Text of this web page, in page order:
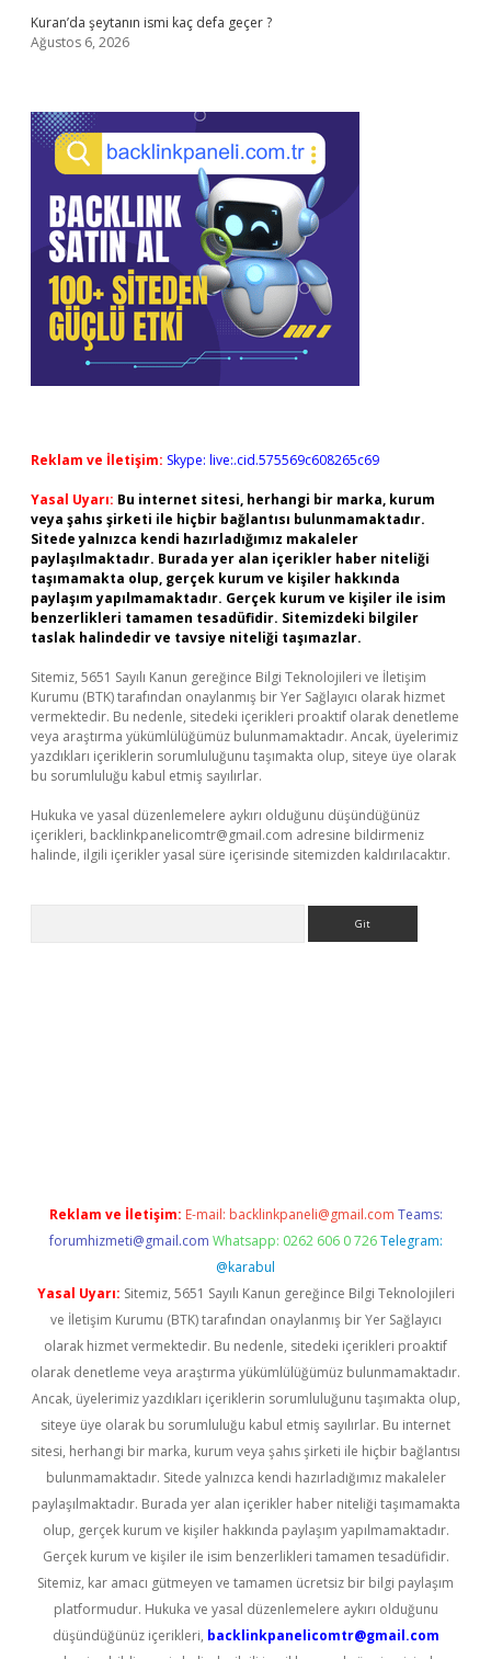
Kuran’da şeytanın ismi kaç defa geçer ?
Ağustos 6, 2026
Reklam ve İletişim: Skype: live:.cid.575569c608265c69
Yasal Uyarı: Bu internet sitesi, herhangi bir marka, kurum
veya şahıs şirketi ile hiçbir bağlantısı bulunmamaktadır.
Sitede yalnızca kendi hazırladığımız makaleler
paylaşılmaktadır. Burada yer alan içerikler haber niteliği
taşımamakta olup, gerçek kurum ve kişiler hakkında
paylaşım yapılmamaktadır. Gerçek kurum ve kişiler ile isim
benzerlikleri tamamen tesadüfidir. Sitemizdeki bilgiler
taslak halindedir ve tavsiye niteliği taşımazlar.
Sitemiz, 5651 Sayılı Kanun gereğince Bilgi Teknolojileri ve İletişim
Kurumu (BTK) tarafından onaylanmış bir Yer Sağlayıcı olarak hizmet
vermektedir. Bu nedenle, sitedeki içerikleri proaktif olarak denetleme
veya araştırma yükümlülüğümüz bulunmamaktadır. Ancak, üyelerimiz
yazdıkları içeriklerin sorumluluğunu taşımakta olup, siteye üye olarak
bu sorumluluğu kabul etmiş sayılırlar.
Hukuka ve yasal düzenlemelere aykırı olduğunu düşündüğünüz
içerikleri, backlinkpanelicomtr@gmail.com adresine bildirmeniz
halinde, ilgili içerikler yasal süre içerisinde sitemizden kaldırılacaktır.
Reklam ve İletişim: E-mail: backlinkpaneli@gmail.com Teams:
forumhizmeti@gmail.com Whatsapp: 0262 606 0 726 Telegram:
@karabul
Yasal Uyarı: Sitemiz, 5651 Sayılı Kanun gereğince Bilgi Teknolojileri
ve İletişim Kurumu (BTK) tarafından onaylanmış bir Yer Sağlayıcı
olarak hizmet vermektedir. Bu nedenle, sitedeki içerikleri proaktif
olarak denetleme veya araştırma yükümlülüğümüz bulunmamaktadır.
Ancak, üyelerimiz yazdıkları içeriklerin sorumluluğunu taşımakta olup,
siteye üye olarak bu sorumluluğu kabul etmiş sayılırlar. Bu internet
sitesi, herhangi bir marka, kurum veya şahıs şirketi ile hiçbir bağlantısı
bulunmamaktadır. Sitede yalnızca kendi hazırladığımız makaleler
paylaşılmaktadır. Burada yer alan içerikler haber niteliği taşımamakta
olup, gerçek kurum ve kişiler hakkında paylaşım yapılmamaktadır.
Gerçek kurum ve kişiler ile isim benzerlikleri tamamen tesadüfidir.
Sitemiz, kar amacı gütmeyen ve tamamen ücretsiz bir bilgi paylaşım
platformudur. Hukuka ve yasal düzenlemelere aykırı olduğunu
düşündüğünüz içerikleri, backlinkpanelicomtr@gmail.com